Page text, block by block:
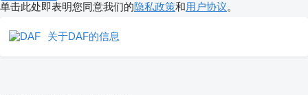
单击此处即表明您同意我们的隐私政策和用户协议。
关于DAF的信息